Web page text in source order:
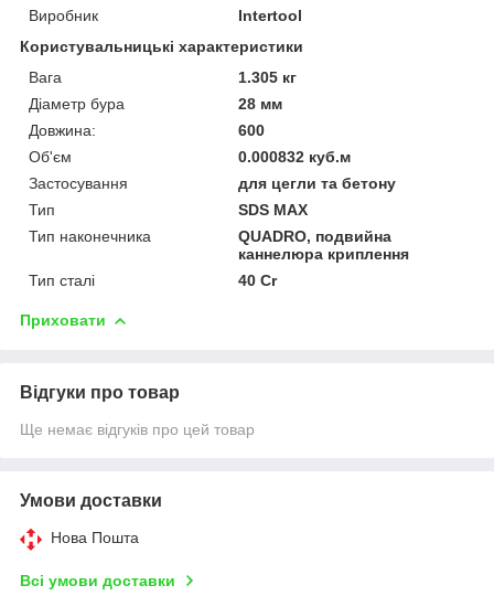
Виробник
Intertool
Користувальницькі характеристики
Вага
1.305 кг
Діаметр бура
28 мм
Довжина:
600
Об'єм
0.000832 куб.м
Застосування
для цегли та бетону
Тип
SDS MAX
Тип наконечника
QUADRO, подвийна
каннелюра криплення
Тип сталі
40 Cr
Приховати
Відгуки про товар
Ще немає відгуків про цей товар
Умови доставки
Нова Пошта
Всі умови доставки